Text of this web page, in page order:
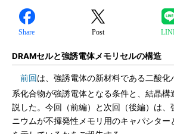
Share Post
DRAMセルと強誘電体メモリセルの構造
前回は、強誘電体の新材料である二酸化
系化合物が強誘電体となる条件と、結晶
説した。今回（前編）と次回（後編）は、
ニウムが不揮発性メモリ用のキャパシター